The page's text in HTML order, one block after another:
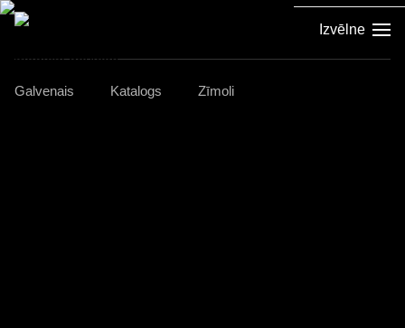
Izvēlne
Galvenais Katalogs Zīmoli